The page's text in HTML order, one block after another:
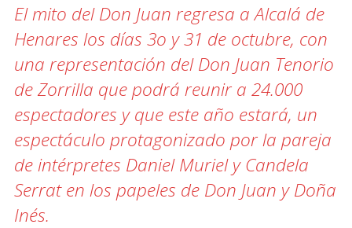
El mito del Don Juan regresa a Alcalá de
Henares los días 3o y 31 de octubre, con
una representación del Don Juan Tenorio
de Zorrilla que podrá reunir a 24.000
espectadores y que este año estará, un
espectáculo protagonizado por la pareja
de intérpretes Daniel Muriel y Candela
Serrat en los papeles de Don Juan y Doña
Inés.